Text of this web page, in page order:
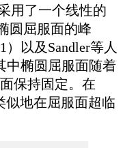
用了一个线性的
圆屈服面的峰
）以及Sandler等人
中椭圆屈服面随着
保持固定。在
似地在屈服面超临